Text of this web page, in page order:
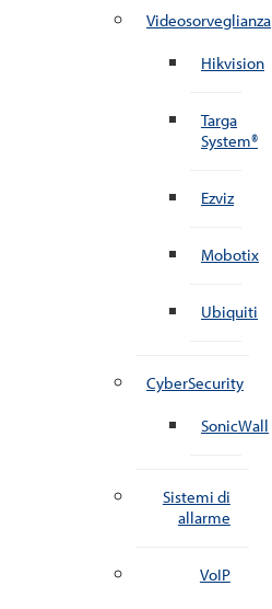
Videosorveglianza
Hikvision
Targa
System®
Ezviz
Mobotix
Ubiquiti
CyberSecurity
SonicWall
Sistemi di
allarme
VoIP